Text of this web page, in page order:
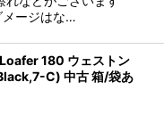
メージはな…
180 ウェストン
C) 中古 箱/袋あ